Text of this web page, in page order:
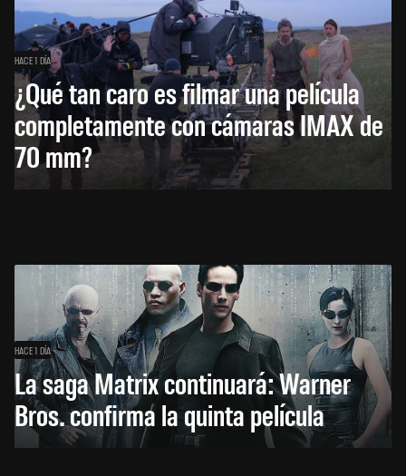
HACE 1 DÍA
¿Qué tan caro es filmar una película
completamente con cámaras IMAX de
70 mm?
HACE 1 DÍA
La saga Matrix continuará: Warner
Bros. confirma la quinta película